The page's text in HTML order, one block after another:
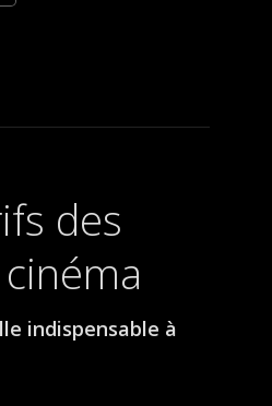
des
indispensable à